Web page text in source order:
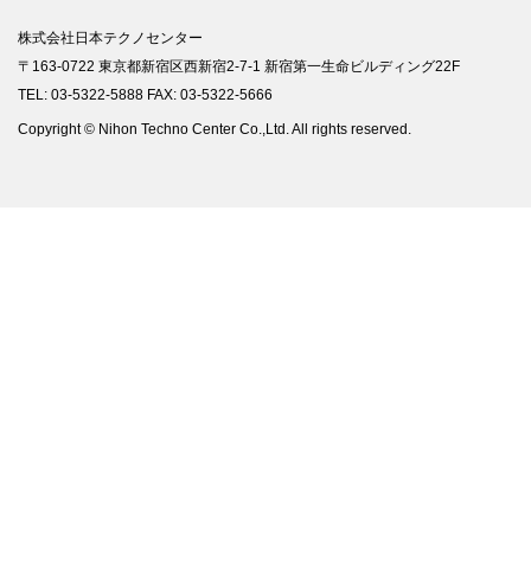
株式会社日本テクノセンター
〒163-0722 東京都新宿区西新宿2-7-1 新宿第一生命ビルディング22F
TEL: 03-5322-5888 FAX: 03-5322-5666
Copyright © Nihon Techno Center Co.,Ltd. All rights reserved.